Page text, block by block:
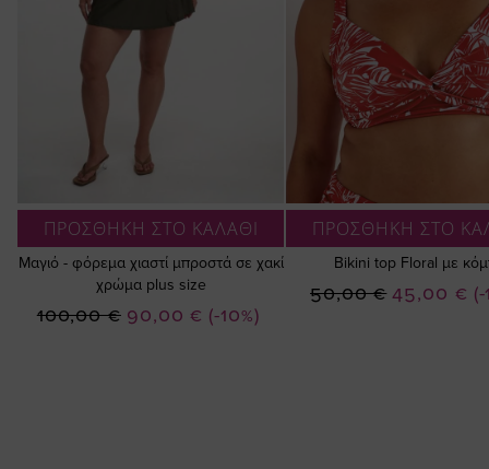
ΠΡΟΣΘΗΚΗ ΣΤΟ ΚΑΛΑΘΙ
Μαγιό - φόρεμα χιαστί μπροστά σε χακί
χρώμα plus size
(-10%)
Ειδική
90,00 €
100,00 €
ΠΡΟΣΘΗΚΗ ΣΤΟ
Bikini top Floral με
Ειδική
45,00 €
50,00 €